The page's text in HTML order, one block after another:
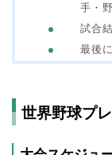
手・
試合
最後に
世界野球プ